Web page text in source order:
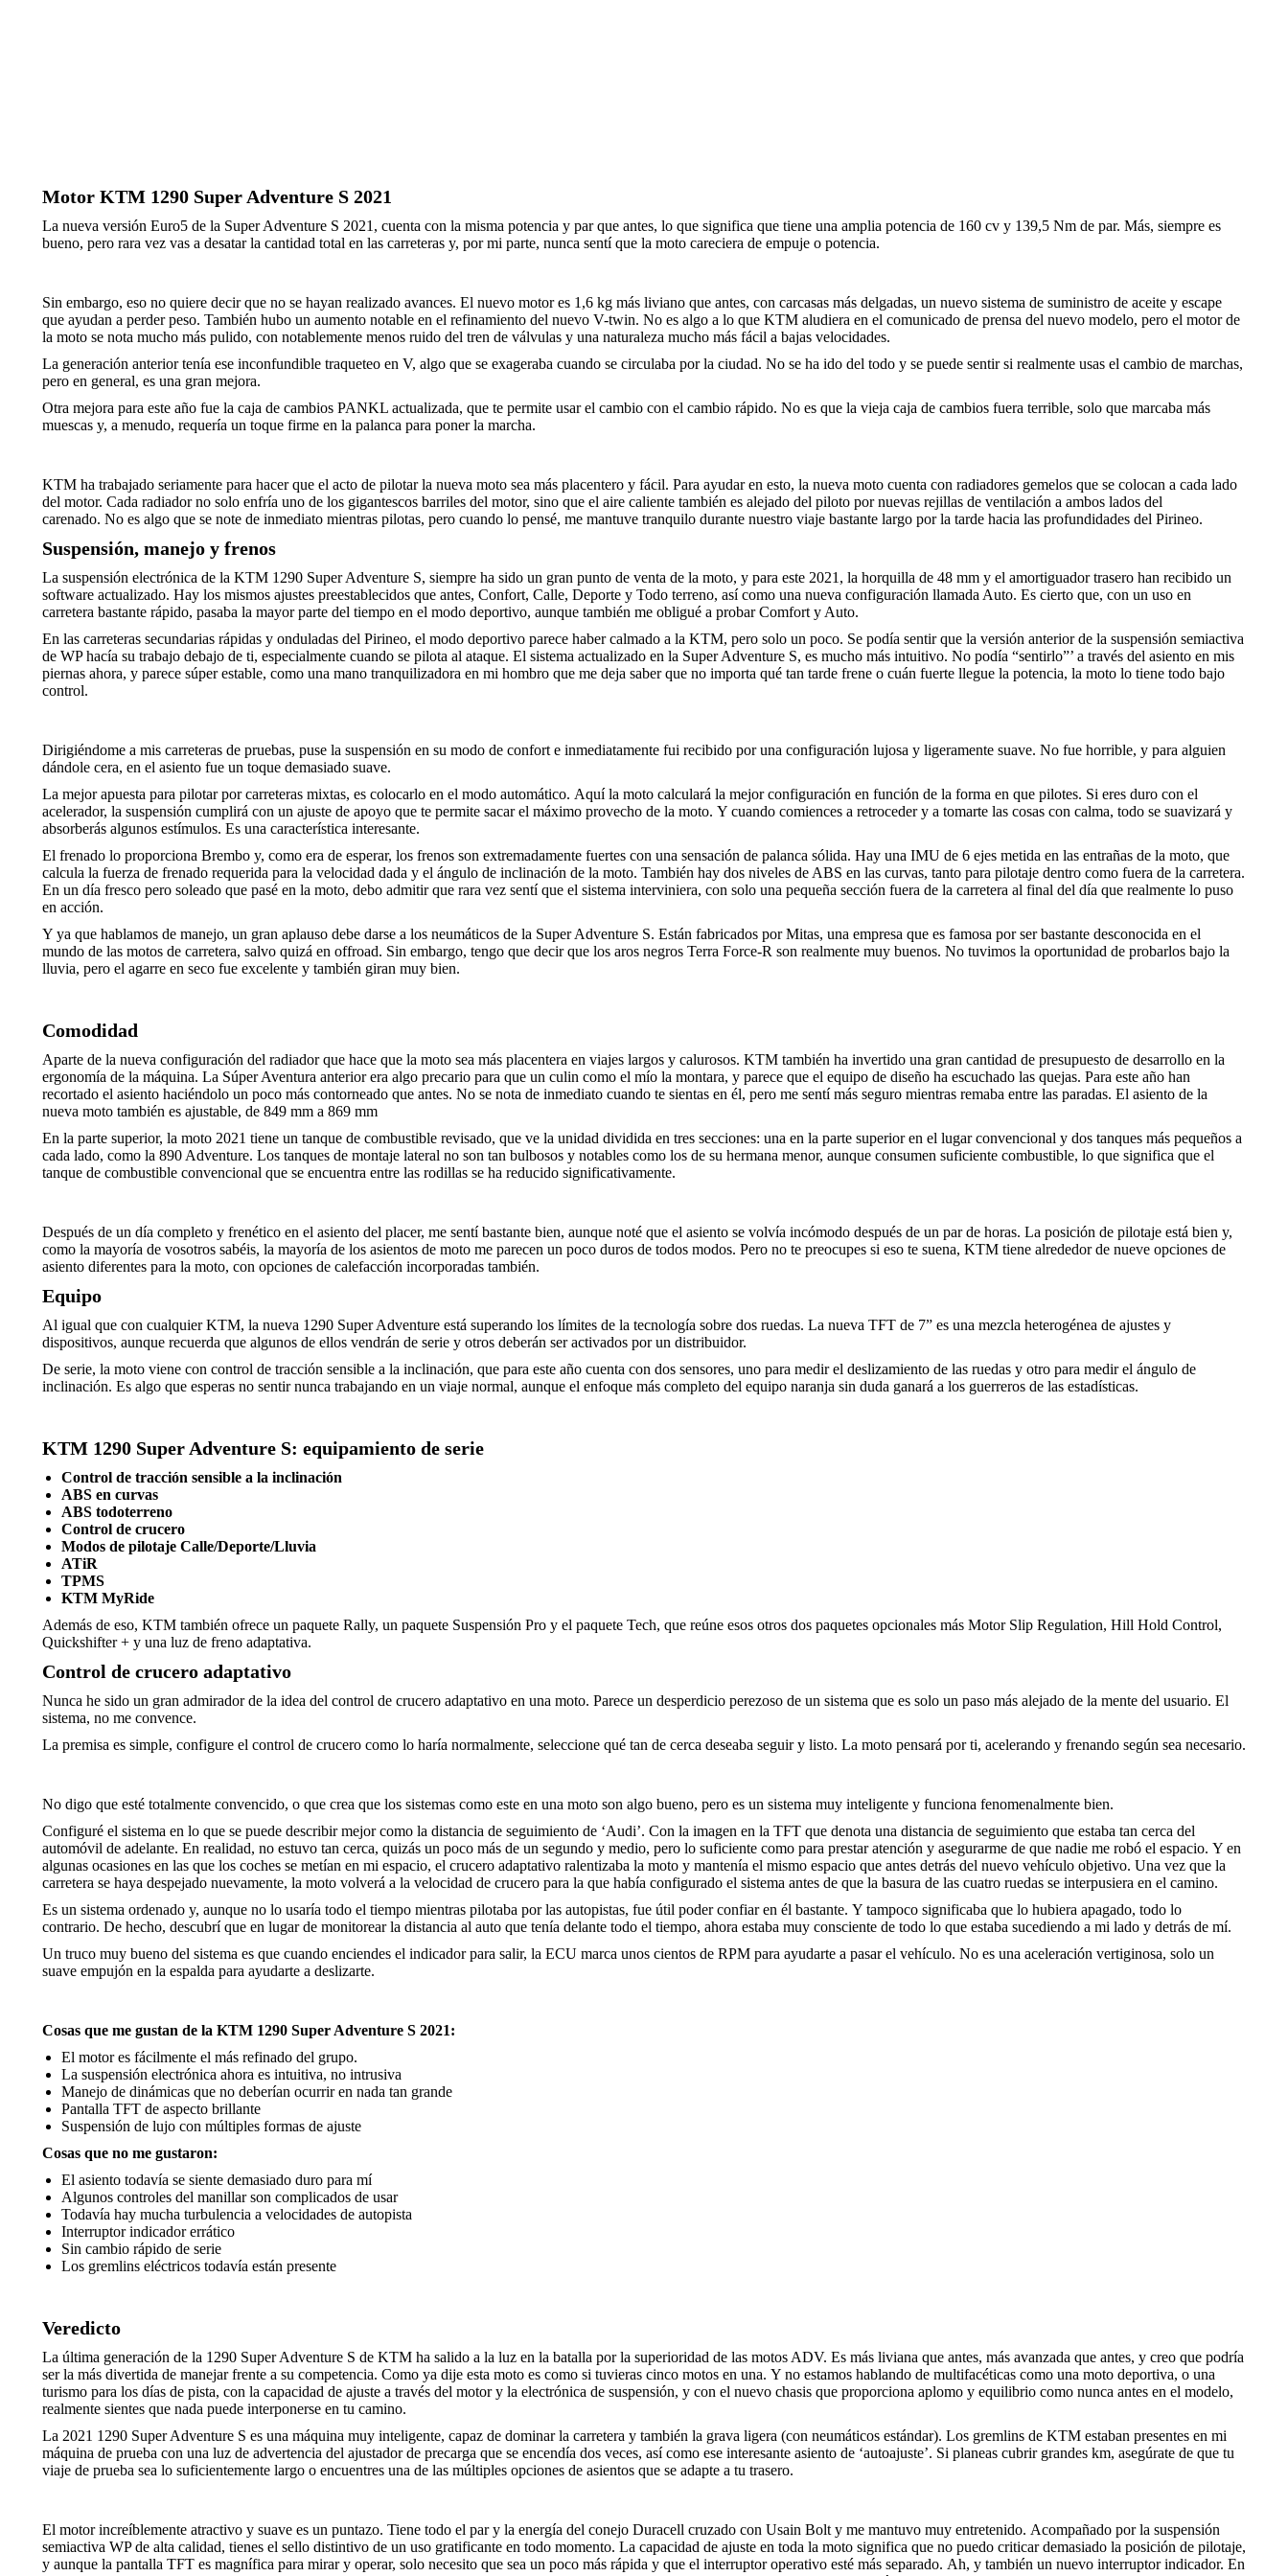
Motor KTM 1290 Super Adventure S 2021
La nueva versión Euro5 de la Super Adventure S 2021, cuenta con la misma potencia y par que antes, lo que significa que tiene una amplia potencia de 160 cv y 139,5 Nm de par. Más, siempre es
bueno, pero rara vez vas a desatar la cantidad total en las carreteras y, por mi parte, nunca sentí que la moto careciera de empuje o potencia.
Sin embargo, eso no quiere decir que no se hayan realizado avances. El nuevo motor es 1,6 kg más liviano que antes, con carcasas más delgadas, un nuevo sistema de suministro de aceite y escape
que ayudan a perder peso. También hubo un aumento notable en el refinamiento del nuevo V-twin. No es algo a lo que KTM aludiera en el comunicado de prensa del nuevo modelo, pero el motor de
la moto se nota mucho más pulido, con notablemente menos ruido del tren de válvulas y una naturaleza mucho más fácil a bajas velocidades.
La generación anterior tenía ese inconfundible traqueteo en V, algo que se exageraba cuando se circulaba por la ciudad. No se ha ido del todo y se puede sentir si realmente usas el cambio de marchas,
pero en general, es una gran mejora.
Otra mejora para este año fue la caja de cambios PANKL actualizada, que te permite usar el cambio con el cambio rápido. No es que la vieja caja de cambios fuera terrible, solo que marcaba más
muescas y, a menudo, requería un toque firme en la palanca para poner la marcha.
KTM ha trabajado seriamente para hacer que el acto de pilotar la nueva moto sea más placentero y fácil. Para ayudar en esto, la nueva moto cuenta con radiadores gemelos que se colocan a cada lado
del motor. Cada radiador no solo enfría uno de los gigantescos barriles del motor, sino que el aire caliente también es alejado del piloto por nuevas rejillas de ventilación a ambos lados del
carenado. No es algo que se note de inmediato mientras pilotas, pero cuando lo pensé, me mantuve tranquilo durante nuestro viaje bastante largo por la tarde hacia las profundidades del Pirineo.
Suspensión, manejo y frenos
La suspensión electrónica de la KTM 1290 Super Adventure S, siempre ha sido un gran punto de venta de la moto, y para este 2021, la horquilla de 48 mm y el amortiguador trasero han recibido un
software actualizado. Hay los mismos ajustes preestablecidos que antes, Confort, Calle, Deporte y Todo terreno, así como una nueva configuración llamada Auto. Es cierto que, con un uso en
carretera bastante rápido, pasaba la mayor parte del tiempo en el modo deportivo, aunque también me obligué a probar Comfort y Auto.
En las carreteras secundarias rápidas y onduladas del Pirineo, el modo deportivo parece haber calmado a la KTM, pero solo un poco. Se podía sentir que la versión anterior de la suspensión semiactiva
de WP hacía su trabajo debajo de ti, especialmente cuando se pilota al ataque. El sistema actualizado en la Super Adventure S, es mucho más intuitivo. No podía “sentirlo”’ a través del asiento en mis
piernas ahora, y parece súper estable, como una mano tranquilizadora en mi hombro que me deja saber que no importa qué tan tarde frene o cuán fuerte llegue la potencia, la moto lo tiene todo bajo
control.
Dirigiéndome a mis carreteras de pruebas, puse la suspensión en su modo de confort e inmediatamente fui recibido por una configuración lujosa y ligeramente suave. No fue horrible, y para alguien
dándole cera, en el asiento fue un toque demasiado suave.
La mejor apuesta para pilotar por carreteras mixtas, es colocarlo en el modo automático. Aquí la moto calculará la mejor configuración en función de la forma en que pilotes. Si eres duro con el
acelerador, la suspensión cumplirá con un ajuste de apoyo que te permite sacar el máximo provecho de la moto. Y cuando comiences a retroceder y a tomarte las cosas con calma, todo se suavizará y
absorberás algunos estímulos. Es una característica interesante.
El frenado lo proporciona Brembo y, como era de esperar, los frenos son extremadamente fuertes con una sensación de palanca sólida. Hay una IMU de 6 ejes metida en las entrañas de la moto, que
calcula la fuerza de frenado requerida para la velocidad dada y el ángulo de inclinación de la moto. También hay dos niveles de ABS en las curvas, tanto para pilotaje dentro como fuera de la carretera.
En un día fresco pero soleado que pasé en la moto, debo admitir que rara vez sentí que el sistema interviniera, con solo una pequeña sección fuera de la carretera al final del día que realmente lo puso
en acción.
Y ya que hablamos de manejo, un gran aplauso debe darse a los neumáticos de la Super Adventure S. Están fabricados por Mitas, una empresa que es famosa por ser bastante desconocida en el
mundo de las motos de carretera, salvo quizá en offroad. Sin embargo, tengo que decir que los aros negros Terra Force-R son realmente muy buenos. No tuvimos la oportunidad de probarlos bajo la
lluvia, pero el agarre en seco fue excelente y también giran muy bien.
Comodidad
Aparte de la nueva configuración del radiador que hace que la moto sea más placentera en viajes largos y calurosos. KTM también ha invertido una gran cantidad de presupuesto de desarrollo en la
ergonomía de la máquina. La Súper Aventura anterior era algo precario para que un culin como el mío la montara, y parece que el equipo de diseño ha escuchado las quejas. Para este año han
recortado el asiento haciéndolo un poco más contorneado que antes. No se nota de inmediato cuando te sientas en él, pero me sentí más seguro mientras remaba entre las paradas. El asiento de la
nueva moto también es ajustable, de 849 mm a 869 mm
En la parte superior, la moto 2021 tiene un tanque de combustible revisado, que ve la unidad dividida en tres secciones: una en la parte superior en el lugar convencional y dos tanques más pequeños a
cada lado, como la 890 Adventure. Los tanques de montaje lateral no son tan bulbosos y notables como los de su hermana menor, aunque consumen suficiente combustible, lo que significa que el
tanque de combustible convencional que se encuentra entre las rodillas se ha reducido significativamente.
Después de un día completo y frenético en el asiento del placer, me sentí bastante bien, aunque noté que el asiento se volvía incómodo después de un par de horas. La posición de pilotaje está bien y,
como la mayoría de vosotros sabéis, la mayoría de los asientos de moto me parecen un poco duros de todos modos. Pero no te preocupes si eso te suena, KTM tiene alrededor de nueve opciones de
asiento diferentes para la moto, con opciones de calefacción incorporadas también.
Equipo
Al igual que con cualquier KTM, la nueva 1290 Super Adventure está superando los límites de la tecnología sobre dos ruedas. La nueva TFT de 7” es una mezcla heterogénea de ajustes y
dispositivos, aunque recuerda que algunos de ellos vendrán de serie y otros deberán ser activados por un distribuidor.
De serie, la moto viene con control de tracción sensible a la inclinación, que para este año cuenta con dos sensores, uno para medir el deslizamiento de las ruedas y otro para medir el ángulo de
inclinación. Es algo que esperas no sentir nunca trabajando en un viaje normal, aunque el enfoque más completo del equipo naranja sin duda ganará a los guerreros de las estadísticas.
KTM 1290 Super Adventure S: equipamiento de serie
Control de tracción sensible a la inclinación
ABS en curvas
ABS todoterreno
Control de crucero
Modos de pilotaje Calle/Deporte/Lluvia
ATiR
TPMS
KTM MyRide
Además de eso, KTM también ofrece un paquete Rally, un paquete Suspensión Pro y el paquete Tech, que reúne esos otros dos paquetes opcionales más Motor Slip Regulation, Hill Hold Control,
Quickshifter + y una luz de freno adaptativa.
Control de crucero adaptativo
Nunca he sido un gran admirador de la idea del control de crucero adaptativo en una moto. Parece un desperdicio perezoso de un sistema que es solo un paso más alejado de la mente del usuario. El
sistema, no me convence.
La premisa es simple, configure el control de crucero como lo haría normalmente, seleccione qué tan de cerca deseaba seguir y listo. La moto pensará por ti, acelerando y frenando según sea necesario.
No digo que esté totalmente convencido, o que crea que los sistemas como este en una moto son algo bueno, pero es un sistema muy inteligente y funciona fenomenalmente bien.
Configuré el sistema en lo que se puede describir mejor como la distancia de seguimiento de ‘Audi’. Con la imagen en la TFT que denota una distancia de seguimiento que estaba tan cerca del
automóvil de adelante. En realidad, no estuvo tan cerca, quizás un poco más de un segundo y medio, pero lo suficiente como para prestar atención y asegurarme de que nadie me robó el espacio. Y en
algunas ocasiones en las que los coches se metían en mi espacio, el crucero adaptativo ralentizaba la moto y mantenía el mismo espacio que antes detrás del nuevo vehículo objetivo. Una vez que la
carretera se haya despejado nuevamente, la moto volverá a la velocidad de crucero para la que había configurado el sistema antes de que la basura de las cuatro ruedas se interpusiera en el camino.
Es un sistema ordenado y, aunque no lo usaría todo el tiempo mientras pilotaba por las autopistas, fue útil poder confiar en él bastante. Y tampoco significaba que lo hubiera apagado, todo lo
contrario. De hecho, descubrí que en lugar de monitorear la distancia al auto que tenía delante todo el tiempo, ahora estaba muy consciente de todo lo que estaba sucediendo a mi lado y detrás de mí.
Un truco muy bueno del sistema es que cuando enciendes el indicador para salir, la ECU marca unos cientos de RPM para ayudarte a pasar el vehículo. No es una aceleración vertiginosa, solo un
suave empujón en la espalda para ayudarte a deslizarte.
Cosas que me gustan de la KTM 1290 Super Adventure S 2021:
El motor es fácilmente el más refinado del grupo.
La suspensión electrónica ahora es intuitiva, no intrusiva
Manejo de dinámicas que no deberían ocurrir en nada tan grande
Pantalla TFT de aspecto brillante
Suspensión de lujo con múltiples formas de ajuste
Cosas que no me gustaron:
El asiento todavía se siente demasiado duro para mí
Algunos controles del manillar son complicados de usar
Todavía hay mucha turbulencia a velocidades de autopista
Interruptor indicador errático
Sin cambio rápido de serie
Los gremlins eléctricos todavía están presente
Veredicto
La última generación de la 1290 Super Adventure S de KTM ha salido a la luz en la batalla por la superioridad de las motos ADV. Es más liviana que antes, más avanzada que antes, y creo que podría
ser la más divertida de manejar frente a su competencia. Como ya dije esta moto es como si tuvieras cinco motos en una. Y no estamos hablando de multifacéticas como una moto deportiva, o una
turismo para los días de pista, con la capacidad de ajuste a través del motor y la electrónica de suspensión, y con el nuevo chasis que proporciona aplomo y equilibrio como nunca antes en el modelo,
realmente sientes que nada puede interponerse en tu camino.
La 2021 1290 Super Adventure S es una máquina muy inteligente, capaz de dominar la carretera y también la grava ligera (con neumáticos estándar). Los gremlins de KTM estaban presentes en mi
máquina de prueba con una luz de advertencia del ajustador de precarga que se encendía dos veces, así como ese interesante asiento de ‘autoajuste’. Si planeas cubrir grandes km, asegúrate de que tu
viaje de prueba sea lo suficientemente largo o encuentres una de las múltiples opciones de asientos que se adapte a tu trasero.
El motor increíblemente atractivo y suave es un puntazo. Tiene todo el par y la energía del conejo Duracell cruzado con Usain Bolt y me mantuvo muy entretenido. Acompañado por la suspensión
semiactiva WP de alta calidad, tienes el sello distintivo de un uso gratificante en todo momento. La capacidad de ajuste en toda la moto significa que no puedo criticar demasiado la posición de pilotaje,
y aunque la pantalla TFT es magnífica para mirar y operar, solo necesito que sea un poco más rápida y que el interruptor operativo esté más separado. Ah, y también un nuevo interruptor indicador. En